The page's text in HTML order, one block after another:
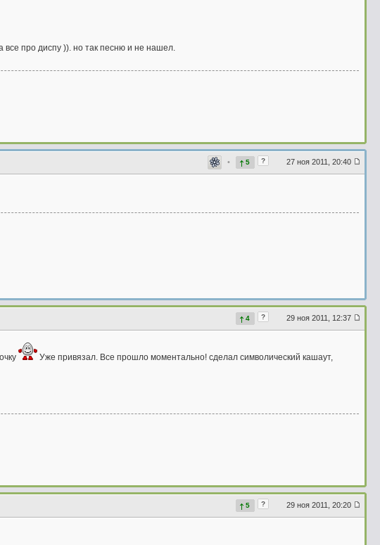
все про диспу )). но так песню и не нашел.
27 ноя 2011, 20:40
?
5
•
29 ноя 2011, 12:37
?
4
Уже привязал. Все прошло моментально! сделал символический кашаут,
29 ноя 2011, 20:20
?
5